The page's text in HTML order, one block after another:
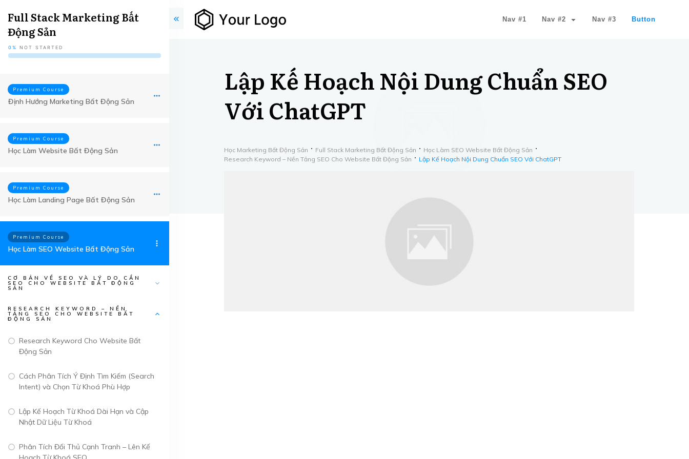
Nav #1 Nav #2 Nav #3 Button
Lập Kế Hoạch Nội Dung Chuẩn SEO
Với ChatGPT
Học Marketing Bất Động Sản Full Stack Marketing Bất Động Sản
​Học ​Làm SEO Website Bất Động Sản
Research Keyword – Nền Tảng SEO Cho Website Bất Động Sản
Lập Kế Hoạch Nội Dung Chuẩn SEO Với ChatGPT
Full Stack Marketing Bất
Động Sản
0% NOT STARTED
Premium Course
Định Hướng Marketing Bất Động Sản
Premium Course
Học Làm Website Bất Động Sản
Premium Course
Học Làm Landing Page Bất Động Sản
Premium Course
​Học ​Làm SEO Website Bất Động Sản
CƠ BẢN VỀ SEO VÀ LÝ DO CẦN
SEO CHO WEBSITE BẤT ĐỘNG
SẢN
RESEARCH KEYWORD – NỀN
TẢNG SEO CHO WEBSITE BẤT
ĐỘNG SẢN
Research Keyword Cho Website Bất
Động Sản
Cách Phân Tích Ý Định Tìm Kiếm (Search
Intent) và Chọn Từ Khoá Phù Hợp
Lập Kế Hoạch Từ Khoá Dài Hạn và Cập
Nhật Dữ Liệu Từ Khoá
Phân Tích Đối Thủ Cạnh Tranh – Lên Kế